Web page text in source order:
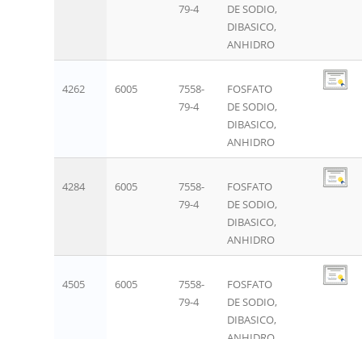
79-4
DE SODIO,
DIBASICO,
ANHIDRO
4262 6005
7558-
79-4
FOSFATO
DE SODIO,
DIBASICO,
ANHIDRO
4284 6005
7558-
79-4
FOSFATO
DE SODIO,
DIBASICO,
ANHIDRO
4505 6005
7558-
79-4
FOSFATO
DE SODIO,
DIBASICO,